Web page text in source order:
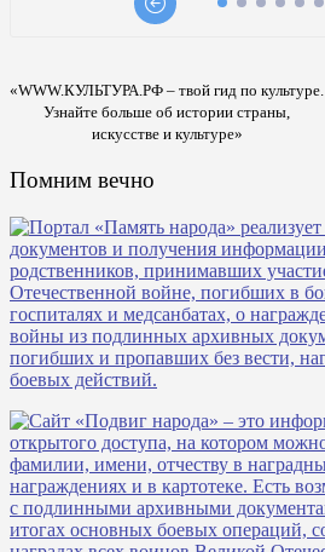
«WWW.КУЛЬТУРА.РФ – твой гид по культуре.
Узнайте больше об истории страны,
искусстве и культуре»
Помним вечно